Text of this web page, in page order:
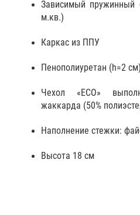
Зависимый пружинный
м.кв.)
Каркас из ППУ
Пенополиуретан (h=2 см)
Чехол «ECO»
жаккарда (50%
Наполнение стежки:
Высота 18 см